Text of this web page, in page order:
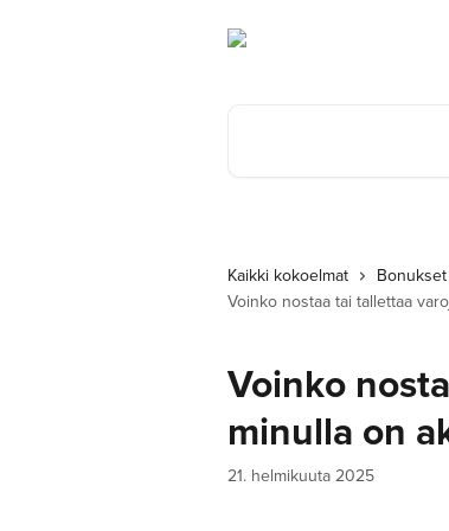
Kaikki kokoelmat
Voinko nostaa tai tallettaa
Voinko
minulla on
21. helmikuuta 2025